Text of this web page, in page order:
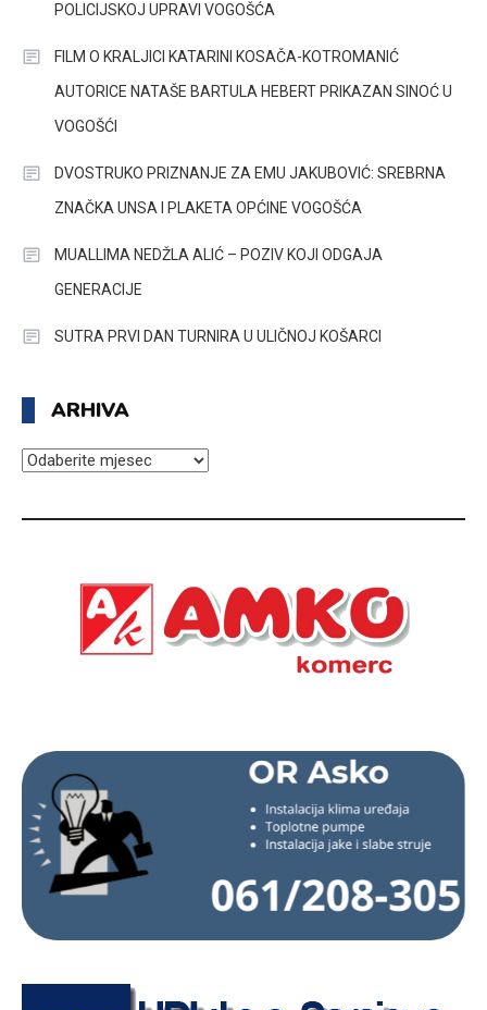
POLICIJSKOJ UPRAVI VOGOŠĆA
FILM O KRALJICI KATARINI KOSAČA-KOTROMANIĆ
AUTORICE NATAŠE BARTULA HEBERT PRIKAZAN SINOĆ U
VOGOŠĆI
DVOSTRUKO PRIZNANJE ZA EMU JAKUBOVIĆ: SREBRNA
ZNAČKA UNSA I PLAKETA OPĆINE VOGOŠĆA
MUALLIMA NEDŽLA ALIĆ – POZIV KOJI ODGAJA
GENERACIJE
SUTRA PRVI DAN TURNIRA U ULIČNOJ KOŠARCI
ARHIVA
ARHIVA